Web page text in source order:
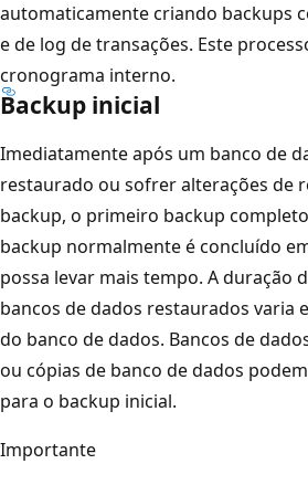
automaticamente criando backups
e de log de transações. Este
cronograma interno.
Backup inicial
Imediatamente após um banco de
restaurado ou sofrer alterações de
backup, o primeiro backup
backup normalmente é concluído
possa levar mais tempo. A duração
bancos de dados restaurados varia
do banco de dados. Bancos de
ou cópias de banco de dados
para o backup inicial.
Importante